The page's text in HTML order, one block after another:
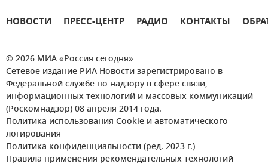
НОВОСТИ ПРЕСС-ЦЕНТР РАДИО КОНТАКТЫ
© 2026 МИА «Россия сегодня»
Сетевое издание РИА Новости зарегистрировано в
Федеральной службе по надзору в сфере связи,
информационных технологий и массовых коммуникаций
(Роскомнадзор) 08 апреля 2014 года.
Политика использования Cookie и автоматического
логирования
Политика конфиденциальности (ред. 2023 г.)
Правила применения рекомендательных технологий